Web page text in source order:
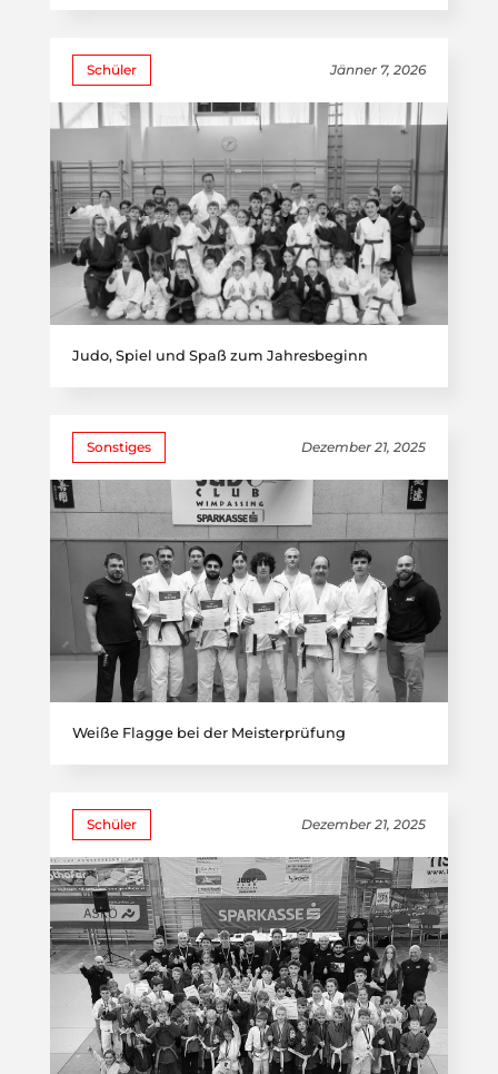
Schüler Jänner 7, 2026
Judo, Spiel und Spaß zum Jahresbeginn
Sonstiges Dezember 21, 2025
Weiße Flagge bei der Meisterprüfung
Schüler Dezember 21, 2025